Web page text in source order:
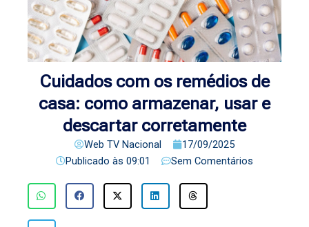
Cuidados com os remédios de
casa: como armazenar, usar e
descartar corretamente
Web TV Nacional
17/09/2025
Publicado às 09:01 Sem Comentários